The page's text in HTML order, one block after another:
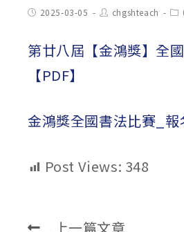
Post2025-03-05
Post
author:
chgshteach
第廿八屆【金鴻獎】全
【PDF】
金鴻獎全國書法比賽_報
Post Views: 348
上一篇文章